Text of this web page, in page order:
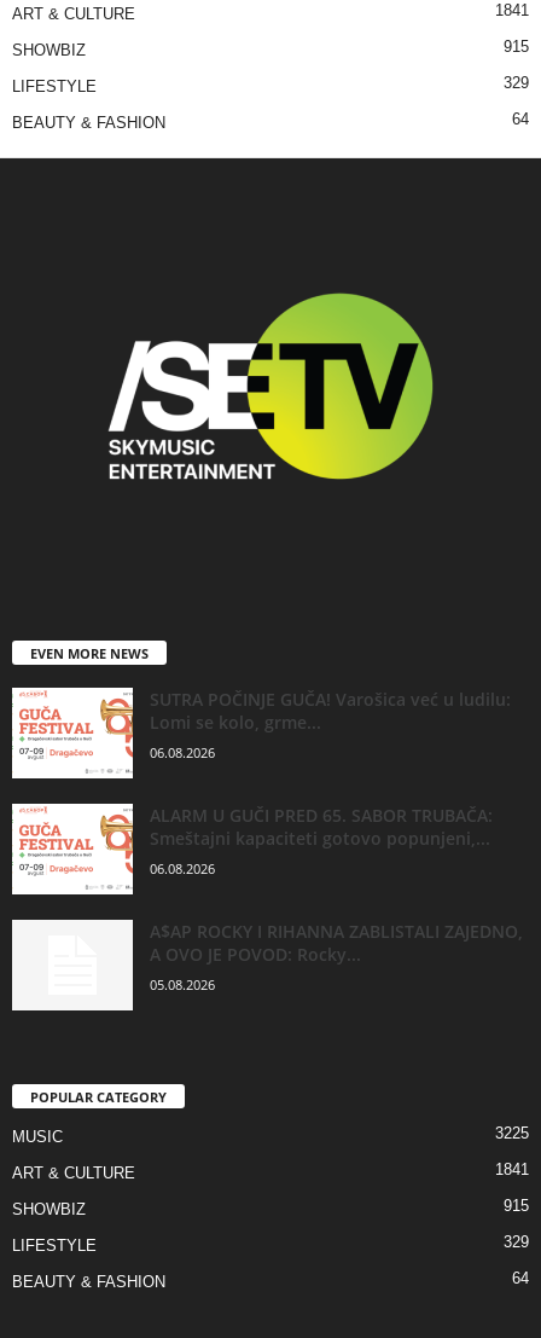
ART & CULTURE 1841
SHOWBIZ 915
LIFESTYLE 329
BEAUTY & FASHION 64
EVEN MORE NEWS
SUTRA POČINJE GUČA! Varošica već u ludilu:
Lomi se kolo, grme...
06.08.2026
ALARM U GUČI PRED 65. SABOR TRUBAČA:
Smeštajni kapaciteti gotovo popunjeni,...
06.08.2026
A$AP ROCKY I RIHANNA ZABLISTALI ZAJEDNO,
A OVO JE POVOD: Rocky...
05.08.2026
POPULAR CATEGORY
MUSIC 3225
ART & CULTURE 1841
SHOWBIZ 915
LIFESTYLE 329
BEAUTY & FASHION 64